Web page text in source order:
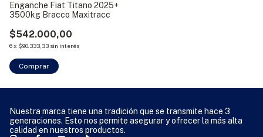
Enganche Fiat Titano 2025+
3500kg Bracco Maxitracc
$542.000,00
6x $90.333,33 sin interés
Comprar
Nuestra marca tiene una tradición que se transmite hace 3
generaciones. Esto nos permite asegurar y ofrecer la más alta
calidad en nuestros productos.